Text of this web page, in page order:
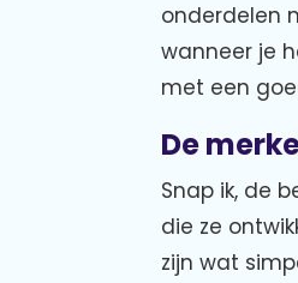
onderdelen
wanneer je
met een
De
Snap ik, de
die ze
zijn wat